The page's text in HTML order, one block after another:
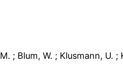
; Blum, W. ; Klusmann, U. ;